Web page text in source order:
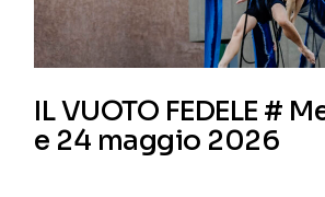
IL VUOTO FEDELE #
e 24 maggio 2026